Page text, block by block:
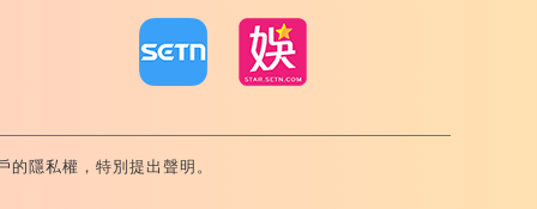
宗路一段159號 02-8792-8888
隱私權，特別提出聲明。